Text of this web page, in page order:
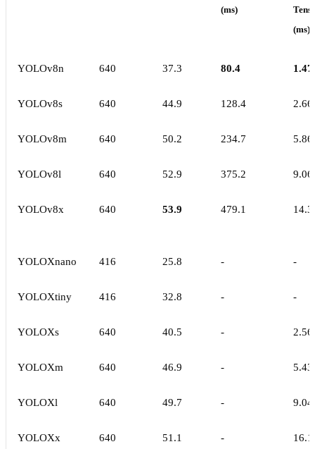
(ms)
(ms)
YOLOv8n 640 37.3 80.4 1.47
YOLOv8s 640 44.9 128.4 2.66
YOLOv8m 640 50.2 234.7 5.86
YOLOv8l 640 52.9 375.2 9.06
YOLOv8x 640 53.9 479.1
YOLOXnano 416 25.8 - -
YOLOXtiny 416 32.8 - -
YOLOXs 640 40.5 - 2.56
YOLOXm 640 46.9 - 5.43
YOLOXl 640 49.7 - 9.04
YOLOXx 640 51.1 - 16.1